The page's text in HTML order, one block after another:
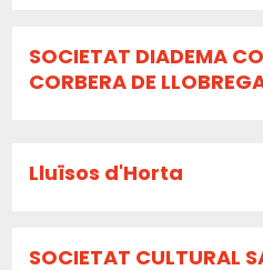
SOCIETAT DIADEMA
CORBERA DE
Lluïsos d'Horta
SOCIETAT CULTURAL